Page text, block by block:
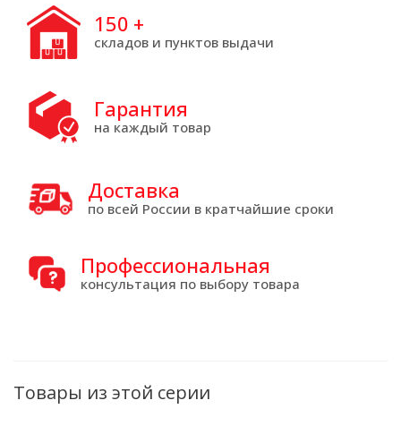
150 +
складов и пунктов выдачи
Гарантия
на каждый товар
Доставка
по всей России в кратчайшие сроки
Профессиональная
консультация по выбору товара
Товары из этой серии